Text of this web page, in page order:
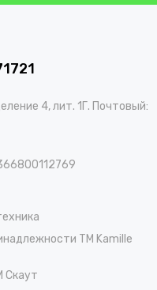
4, лит. 1Г. Почтовый:
TM Kamille
Скаут